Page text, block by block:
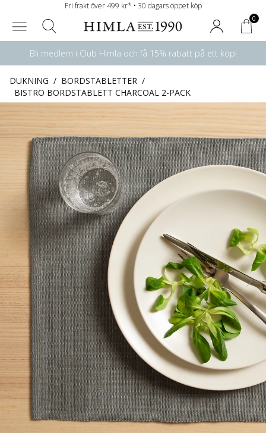
Fri frakt över 499 kr* • 30 dagars öppet köp
0
Bli medlem i Club Himla och få 15% rabatt på ett köp!
DUKNING / BORDSTABLETTER /
BISTRO BORDSTABLETT CHARCOAL 2-PACK